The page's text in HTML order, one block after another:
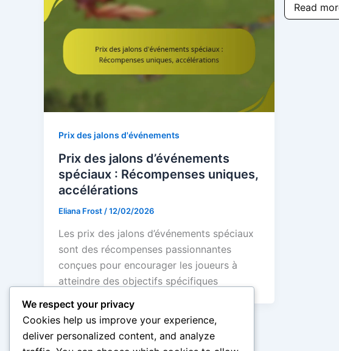
Prix des jalons d'événements
Prix des jalons d’événements
spéciaux : Récompenses uniques,
accélérations
Eliana Frost /12/02/2026
Les prix des jalons d’événements spéciaux
sont des récompenses passionnantes
conçues pour encourager les joueurs à
atteindre des objectifs spécifiques
Read
We respect your privacy
Cookies help us improve your experience,
deliver personalized content, and analyze